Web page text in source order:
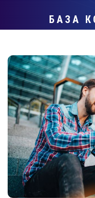
БАЗА